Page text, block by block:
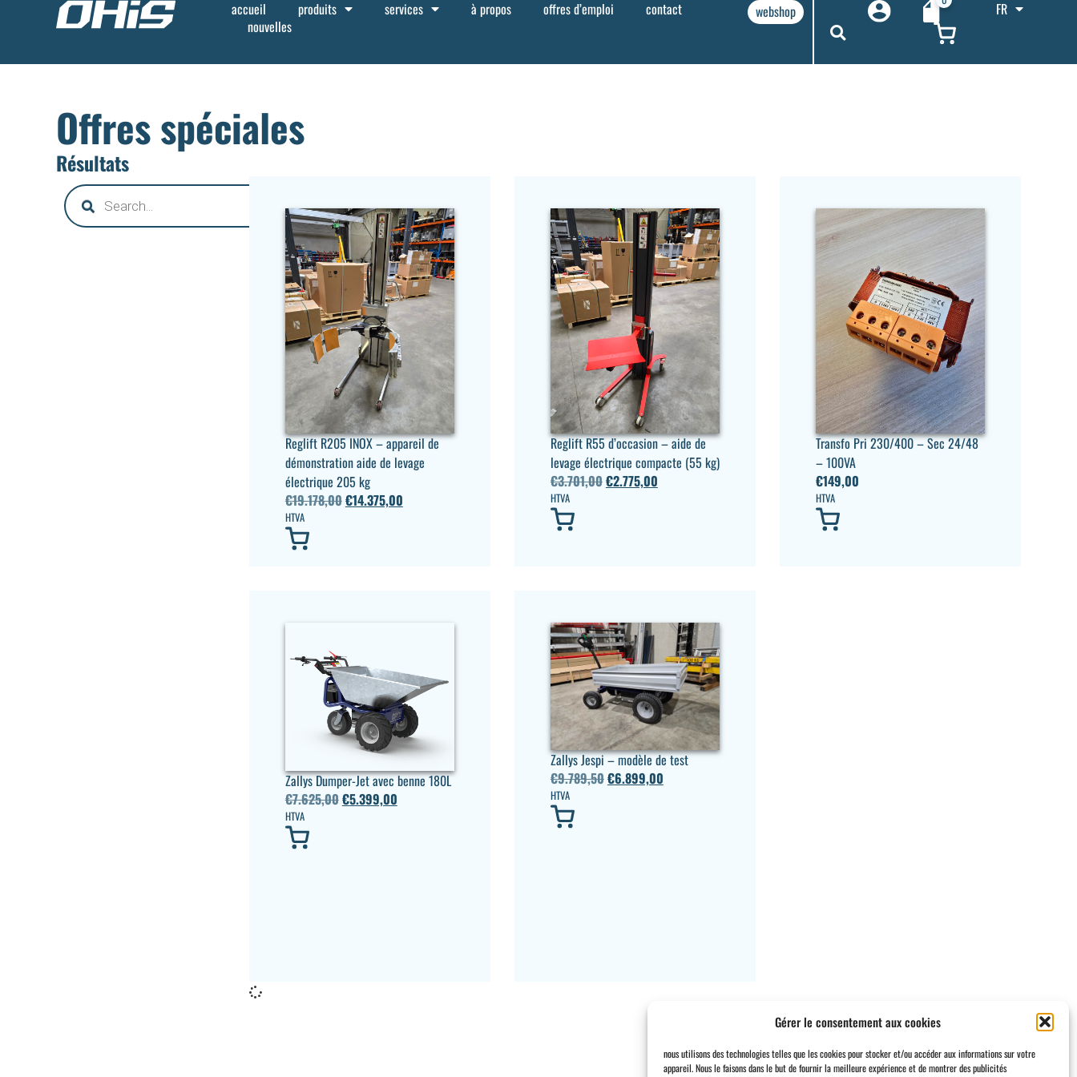
Gérer le consentement aux cookies
nous utilisons des technologies telles que les cookies pour stocker et/ou accéder aux informations sur votre
appareil. Nous le faisons dans le but de fournir la meilleure expérience et de montrer des publicités
accueil produits services à propos offres d’emploi
contact
nouvelles
webshop FR
Offres spéciales
Résultats
Reglift R205 INOX – appareil de
démonstration aide de levage
électrique 205 kg
€19.178,00€14.375,00
HTVA
Reglift R55 d’occasion – aide de
levage électrique compacte (55 kg)
€3.701,00€2.775,00
HTVA
Transfo Pri 230/400 – Sec 24/48
– 100VA
€149,00
HTVA
Zallys Dumper-Jet avec benne 180L
€7.625,00€5.399,00
HTVA
Zallys Jespi – modèle de test
€9.789,50€6.899,00
HTVA